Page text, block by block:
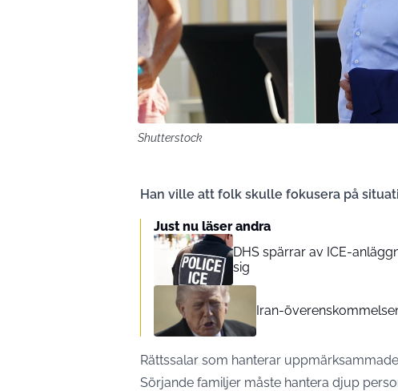
Shutterstock
Han ville att folk skulle fokusera på
Just nu läser andra
DHS spärrar av ICE-
sig
Iran-
Rättssalar som hanterar
Sörjande familjer måste hantera djup